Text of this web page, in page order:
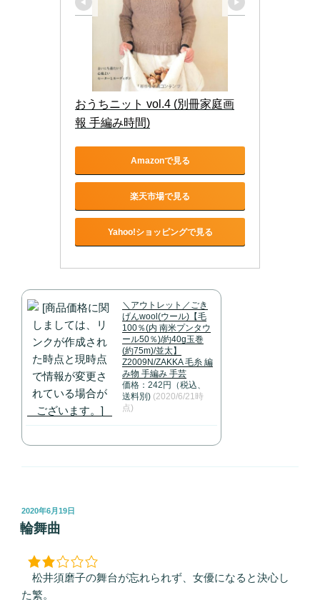
おうちニット vol.4 (別冊家庭画
報 手編み時間)
Amazonで見る
楽天市場で見る
Yahoo!ショッピングで見る
＼アウトレット／ごき
げんwool(ウール)【毛
100％(内 南米プンタウ
ール50％)/約40g玉巻
(約75m)/並太】
Z2009N/ZAKKA 毛糸 編
み物 手編み 手芸
価格：242円（税込、
送料別) (2020/6/21時
点)
投
稿
日:
2020年6月19日
輪舞曲
松井須磨子の舞台が忘れられず、女優になると決心し
た繁。